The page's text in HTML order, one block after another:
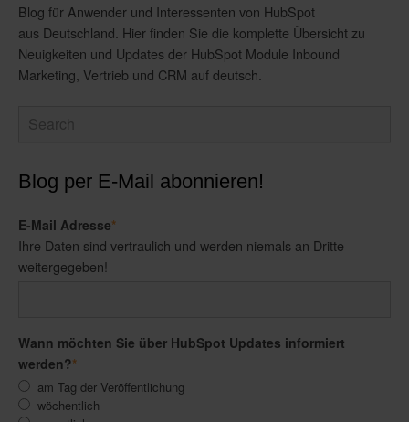
Blog für Anwender und Interessenten von HubSpot
aus Deutschland. Hier finden Sie die komplette Übersicht zu
Neuigkeiten und Updates der HubSpot Module Inbound
Marketing, Vertrieb und CRM auf deutsch.
Blog per E-Mail abonnieren!
E-Mail Adresse*
Ihre Daten sind vertraulich und werden niemals an Dritte
weitergegeben!
Wann möchten Sie über HubSpot Updates informiert
werden?*
am Tag der Veröffentlichung
wöchentlich